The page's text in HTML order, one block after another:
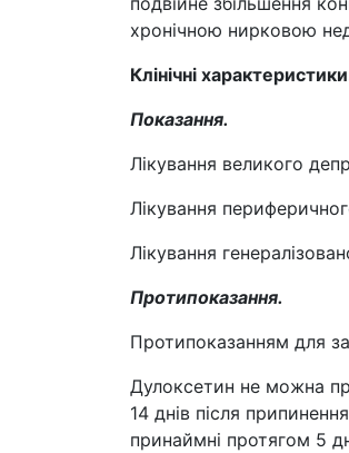
хронічною нирковою
Клінічні
Показання.
Лікування великого
Лікування
Лікування
Протипоказання.
Протипоказанням для
Дулоксетин не можна
14 днів після
принаймні протягом 5